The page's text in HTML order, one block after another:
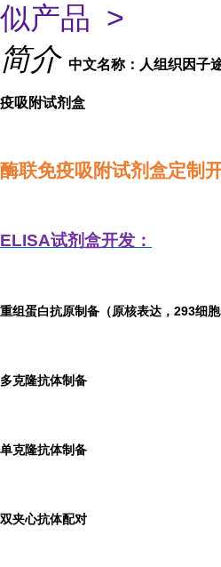
似产品 >
简介 中文名称：人组织因子
疫吸附试剂盒
酶联免疫吸附试剂盒定制
ELISA试剂盒开发：
重组蛋白抗原制备（原核表达，293细胞
多克隆抗体制备
单克隆抗体制备
双夹心抗体配对